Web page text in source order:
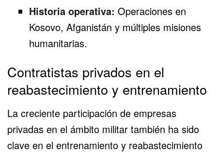
Historia operativa: Operaciones en
Kosovo, Afganistán y múltiples misiones
humanitarias.
Contratistas privados en el
reabastecimiento y entrenamiento
La creciente participación de empresas
privadas en el ámbito militar también ha sido
clave en el entrenamiento y reabastecimiento